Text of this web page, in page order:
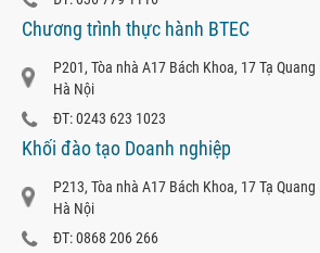
Chương trình thực hành BTEC
P201, Tòa nhà A17 Bách Khoa, 17 Tạ
Hà Nội
ĐT: 0243 623 1023
Khối đào tạo Doanh nghiệp
P213, Tòa nhà A17 Bách Khoa, 17 Tạ
Hà Nội
ĐT: 0868 206 266